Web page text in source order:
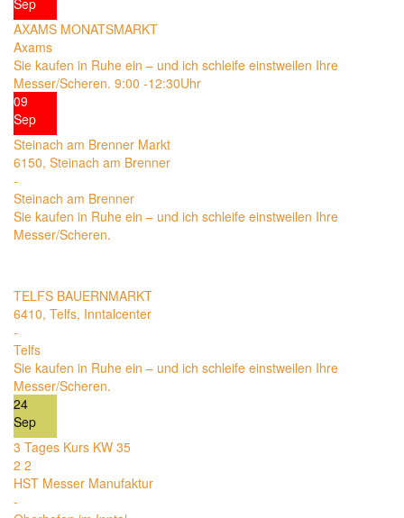
Sep
AXAMS MONATSMARKT
Axams
Sie kaufen in Ruhe ein – und ich schleife einstweilen Ihre
Messer/Scheren. 9:00 -12:30Uhr
09
Sep
Steinach am Brenner Markt
6150, Steinach am Brenner
-
Steinach am Brenner
Sie kaufen in Ruhe ein – und ich schleife einstweilen Ihre
Messer/Scheren.
TELFS BAUERNMARKT
6410, Telfs, Inntalcenter
-
Telfs
Sie kaufen in Ruhe ein – und ich schleife einstweilen Ihre
Messer/Scheren.
24
Sep
3 Tages Kurs KW 35
2 2
HST Messer Manufaktur
-